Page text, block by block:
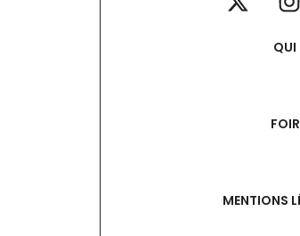
QUI
MENTIONS